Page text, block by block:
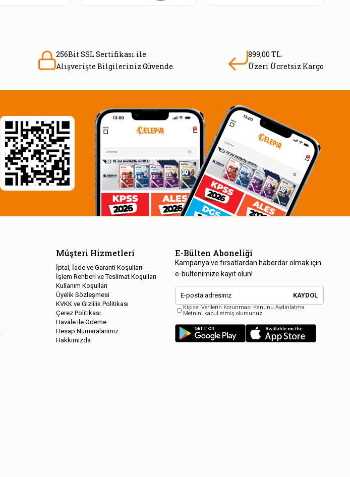
256Bit SSL Sertifikası ile
Alışverişte Bilgileriniz Güvende.
899,00 TL.
Üzeri Ücretsiz Kargo
Müşteri Hizmetleri
İptal, İade ve Garanti Koşulları
İşlem Rehberi ve Teslimat Koşulları
Kullanım Koşulları
Üyelik Sözleşmesi
KVKK ve Gizlilik Politikası
Çerez Politikası
Havale ile Ödeme
Hesap Numaralarımız
Hakkımızda
E-Bülten Aboneliği
Kampanya ve fırsatlardan haberdar olmak için
e-bültenimize kayıt olun!
KAYDOL
Kişisel Verilerin Korunması Kanunu Aydınlatma
Metnini kabul etmiş olursunuz.